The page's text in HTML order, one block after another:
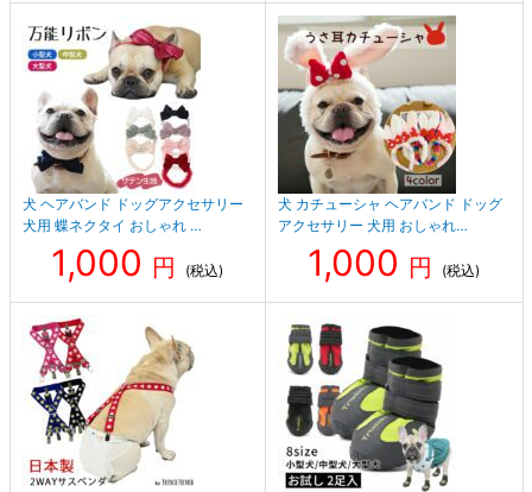
犬 ヘアバンド ドッグアクセサリー
犬用 蝶ネクタイ おしゃれ …
1,000 円 (税込)
犬 カチューシャ ヘアバンド ドッグ
アクセサリー 犬用 おしゃれ…
1,000 円 (税込)